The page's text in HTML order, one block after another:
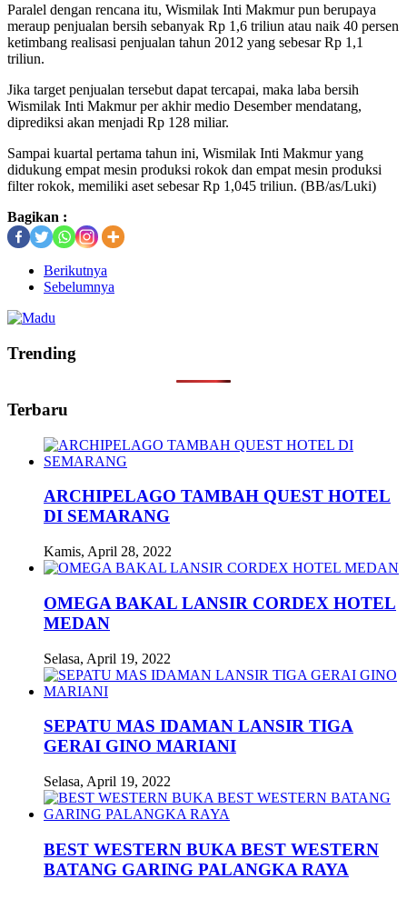
Paralel dengan rencana itu, Wismilak Inti Makmur pun berupaya
meraup penjualan bersih sebanyak Rp 1,6 triliun atau naik 40 persen
ketimbang realisasi penjualan tahun 2012 yang sebesar Rp 1,1
triliun.
Jika target penjualan tersebut dapat tercapai, maka laba bersih
Wismilak Inti Makmur per akhir medio Desember mendatang,
diprediksi akan menjadi Rp 128 miliar.
Sampai kuartal pertama tahun ini, Wismilak Inti Makmur yang
didukung empat mesin produksi rokok dan empat mesin produksi
filter rokok, memiliki aset sebesar Rp 1,045 triliun. (BB/as/Luki)
Bagikan :
Berikutnya
Sebelumnya
Trending
Terbaru
ARCHIPELAGO TAMBAH QUEST HOTEL
DI SEMARANG
Kamis, April 28, 2022
OMEGA BAKAL LANSIR CORDEX HOTEL
MEDAN
Selasa, April 19, 2022
SEPATU MAS IDAMAN LANSIR TIGA
GERAI GINO MARIANI
Selasa, April 19, 2022
BEST WESTERN BUKA BEST WESTERN
BATANG GARING PALANGKA RAYA